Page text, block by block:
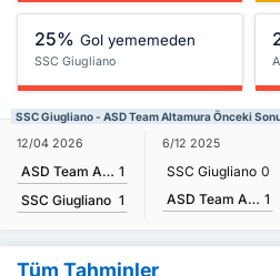
25% Gol yememeden
SSC Giugliano
SSC Giugliano - ASD Team Altamura Önceki
12/04 2026
ASD Team Altamura 1
SSC Giugliano 1
6/12 2025
SSC Giugliano 0
ASD Team Altamura 1
Tüm Tahminler